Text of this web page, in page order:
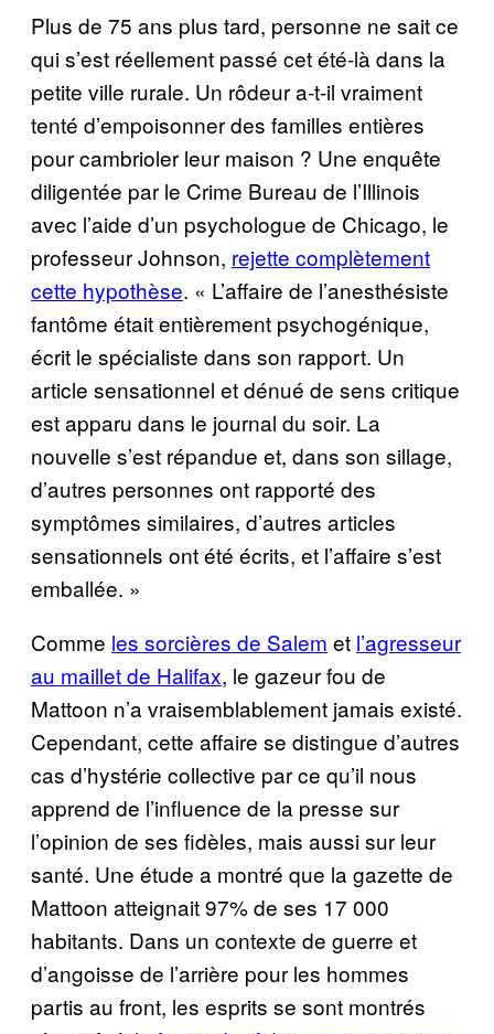
Plus de 75 ans plus tard, personne ne sait ce
qui s’est réellement passé cet été-là dans la
petite ville rurale. Un rôdeur a-t-il vraiment
tenté d’empoisonner des familles entières
pour cambrioler leur maison ? Une enquête
diligentée par le Crime Bureau de l’Illinois
avec l’aide d’un psychologue de Chicago, le
professeur Johnson, rejette complètement
cette hypothèse. « L’affaire de l’anesthésiste
fantôme était entièrement psychogénique,
écrit le spécialiste dans son rapport. Un
article sensationnel et dénué de sens critique
est apparu dans le journal du soir. La
nouvelle s’est répandue et, dans son sillage,
d’autres personnes ont rapporté des
symptômes similaires, d’autres articles
sensationnels ont été écrits, et l’affaire s’est
emballée. »
Comme les sorcières de Salem et l’agresseur
au maillet de Halifax, le gazeur fou de
Mattoon n’a vraisemblablement jamais existé.
Cependant, cette affaire se distingue d’autres
cas d’hystérie collective par ce qu’il nous
apprend de l’influence de la presse sur
l’opinion de ses fidèles, mais aussi sur leur
santé. Une étude a montré que la gazette de
Mattoon atteignait 97% de ses 17 000
habitants. Dans un contexte de guerre et
d’angoisse de l’arrière pour les hommes
partis au front, les esprits se sont montrés